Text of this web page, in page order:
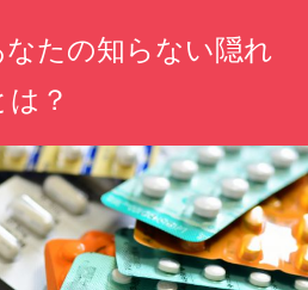
たの知らない隠れ
？